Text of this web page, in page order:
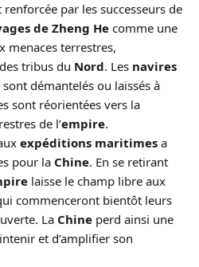
par les successeurs de
de Zheng Hecomme une
menaces terrestres,
tribus du Nord. Les navires
sont démantelés ou laissés à
sont réorientées vers la
de l’empire.
expéditions maritimes a
pour la Chine. En se retirant
laisse le champ libre aux
commenceront bientôt leurs
La Chine perd ainsi une
et d’amplifier son